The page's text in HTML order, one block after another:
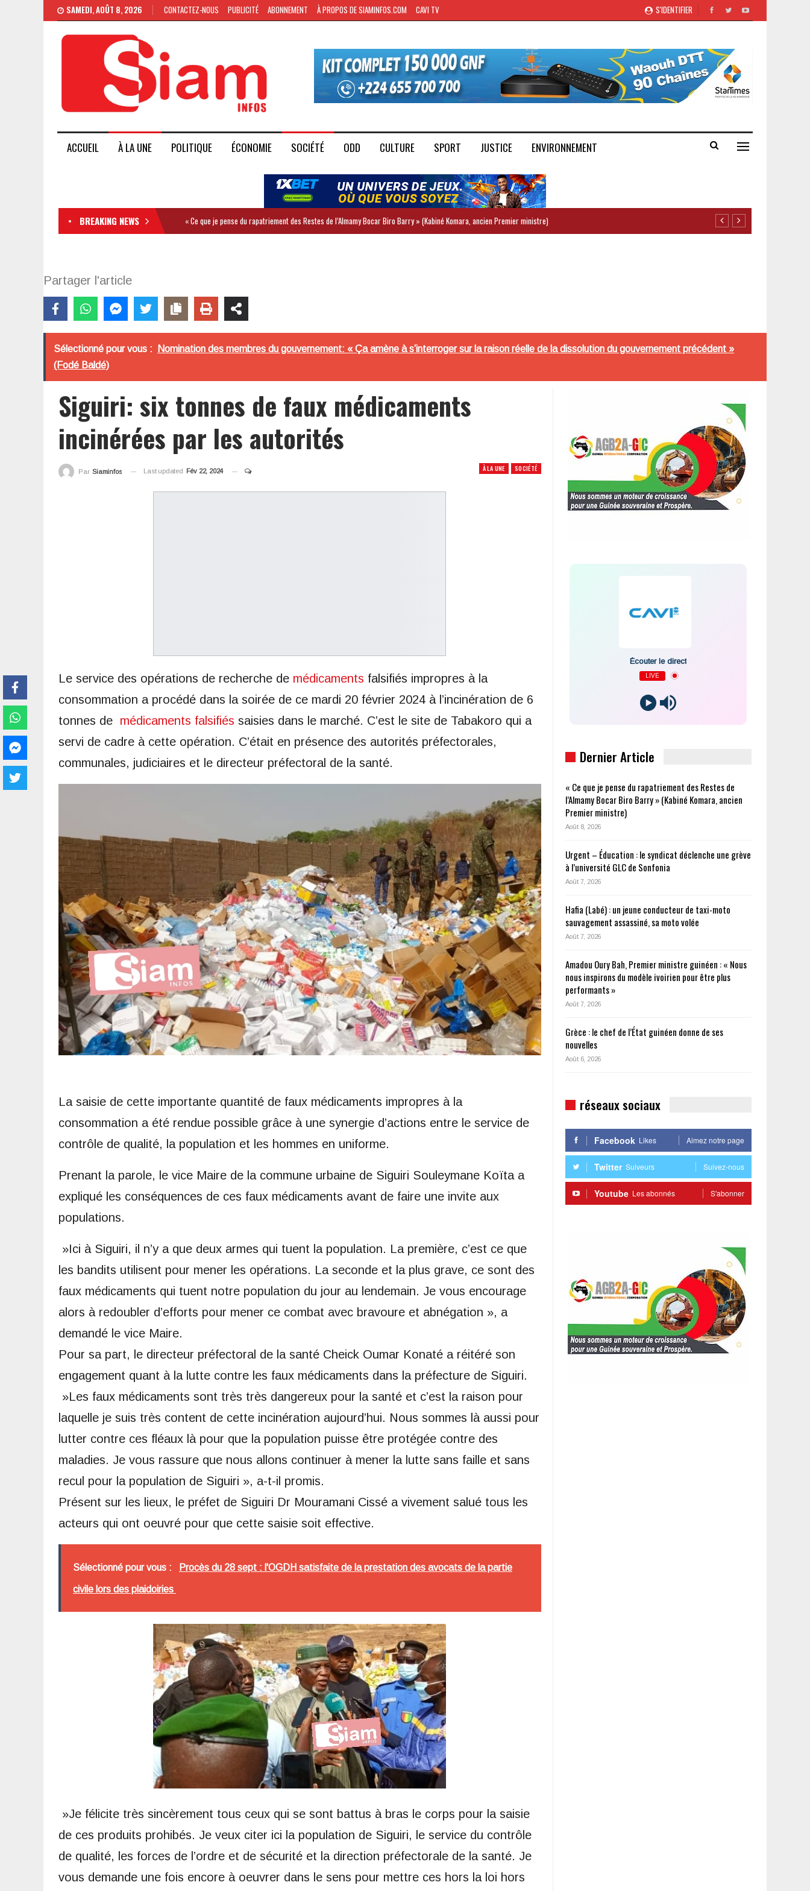
S'IDENTIFIER
SAMEDI, AOÛT 8, 2026 CONTACTEZ-NOUS PUBLICITÉ ABONNEMENT À PROPOS DE SIAMINFOS.COM CAVI TV
ACCUEIL À LA UNE POLITIQUE ÉCONOMIE SOCIÉTÉ ODD CULTURE SPORT JUSTICE ENVIRONNEMENT
BREAKING NEWS « Ce que je pense du rapatriement des Restes de l’Almamy Bocar Biro Barry » (Kabiné Komara, ancien Premier ministre)
Partager l'article
Sélectionné pour vous :
Nomination des membres du gouvernement: « Ça amène à s’interroger sur la raison réelle de la dissolution du gouvernement précédent »
(Fodé Baldé)
Siguiri: six tonnes de faux médicaments
incinérées par les autorités
À LA UNE SOCIÉTÉ
Par Siaminfos Last updated Fév 22, 2024
Le service des opérations de recherche de médicaments falsifiés impropres à la
consommation a procédé dans la soirée de ce mardi 20 février 2024 à l’incinération de 6
tonnes de médicaments falsifiés saisies dans le marché. C’est le site de Tabakoro qui a
servi de cadre à cette opération. C’était en présence des autorités préfectorales,
communales, judiciaires et le directeur préfectoral de la santé.
La saisie de cette importante quantité de faux médicaments impropres à la
consommation a été rendue possible grâce à une synergie d’actions entre le service de
contrôle de qualité, la population et les hommes en uniforme.
Prenant la parole, le vice Maire de la commune urbaine de Siguiri Souleymane Koïta a
expliqué les conséquences de ces faux médicaments avant de faire une invite aux
populations.
»Ici à Siguiri, il n’y a que deux armes qui tuent la population. La première, c’est ce que
les bandits utilisent pour mener les opérations. La seconde et la plus grave, ce sont des
faux médicaments qui tuent notre population du jour au lendemain. Je vous encourage
alors à redoubler d’efforts pour mener ce combat avec bravoure et abnégation », a
demandé le vice Maire.
Pour sa part, le directeur préfectoral de la santé Cheick Oumar Konaté a réitéré son
engagement quant à la lutte contre les faux médicaments dans la préfecture de Siguiri.
»Les faux médicaments sont très très dangereux pour la santé et c’est la raison pour
laquelle je suis très content de cette incinération aujourd’hui. Nous sommes là aussi pour
lutter contre ces fléaux là pour que la population puisse être protégée contre des
maladies. Je vous rassure que nous allons continuer à mener la lutte sans faille et sans
recul pour la population de Siguiri », a-t-il promis.
Présent sur les lieux, le préfet de Siguiri Dr Mouramani Cissé a vivement salué tous les
acteurs qui ont oeuvré pour que cette saisie soit effective.
Sélectionné pour vous : Procès du 28 sept : l'OGDH satisfaite de la prestation des avocats de la partie
civile lors des plaidoiries
»Je félicite très sincèrement tous ceux qui se sont battus à bras le corps pour la saisie
de ces produits prohibés. Je veux citer ici la population de Siguiri, le service du contrôle
de qualité, les forces de l’ordre et de sécurité et la direction préfectorale de la santé. Je
vous demande une fois encore à oeuvrer dans le sens pour mettre ces hors la loi hors
Écouter le direct
LIVE
Dernier Article
« Ce que je pense du rapatriement des Restes de
l’Almamy Bocar Biro Barry » (Kabiné Komara, ancien
Premier ministre)
Août 8, 2026
Urgent – Éducation : le syndicat déclenche une grève
à l’université GLC de Sonfonia
Août 7, 2026
Hafia (Labé) : un jeune conducteur de taxi-moto
sauvagement assassiné, sa moto volée
Août 7, 2026
Amadou Oury Bah, Premier ministre guinéen : « Nous
nous inspirons du modèle ivoirien pour être plus
performants »
Août 7, 2026
Grèce : le chef de l’État guinéen donne de ses
nouvelles
Août 6, 2026
réseaux sociaux
Facebook Likes Aimez notre page
Twitter Suiveurs Suivez-nous
Youtube Les abonnés S'abonner